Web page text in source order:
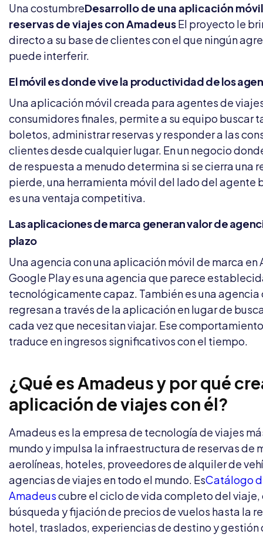
Una costumbreDesarrollo de una aplicación
reservas de viajes con AmadeusEl proyecto le
directo a su base de clientes con el que ningún
puede interferir.
El móvil es donde vive la productividad de los
Una aplicación móvil creada para agentes de
consumidores finales, permite a su equipo buscar
boletos, administrar reservas y responder a las
clientes desde cualquier lugar. En un negocio
de respuesta a menudo determina si se cierra una
pierde, una herramienta móvil del lado del agente
es una ventaja competitiva.
Las aplicaciones de marca generan valor de
plazo
Una agencia con una aplicación móvil de marca en
Google Play es una agencia que parece
tecnológicamente capaz. También es una agencia
regresan a través de la aplicación en lugar de
cada vez que necesitan viajar. Ese
traduce en ingresos significativos con el tiempo.
¿Qué es Amadeus y por qué
aplicación de viajes con él?
Amadeus es la empresa de tecnología de viajes
mundo y impulsa la infraestructura de reservas de
aerolíneas, hoteles, proveedores de alquiler de
agencias de viajes en todo el mundo. EsCatálogo
Amadeuscubre el ciclo de vida completo del viaje,
búsqueda y fijación de precios de vuelos hasta la
hotel, traslados, experiencias de destino y gestión